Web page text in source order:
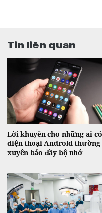
Tin liên quan
Lời khuyên cho những ai có
điện thoại Android thường
xuyên báo đầy bộ nhớ